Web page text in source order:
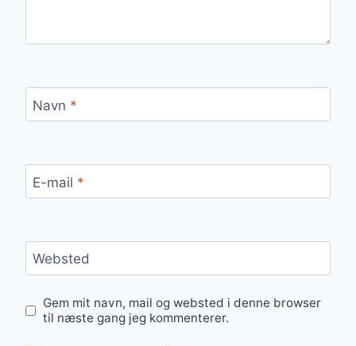
Navn *
E-mail *
Websted
Gem mit navn, mail og websted i denne browser
til næste gang jeg kommenterer.